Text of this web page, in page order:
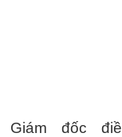
Giám đốc